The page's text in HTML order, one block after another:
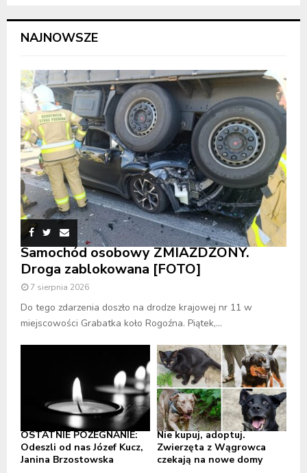
NAJNOWSZE
Samochód osobowy ZMIAŻDŻONY.
Droga zablokowana [FOTO]
7 sierpnia 2026
Do tego zdarzenia doszło na drodze krajowej nr 11 w
miejscowości Grabatka koło Rogoźna. Piątek,...
OSTATNIE POŻEGNANIE:
Odeszli od nas Józef Kucz,
Janina Brzostowska
Nie kupuj, adoptuj.
Zwierzęta z Wągrowca
czekają na nowe domy